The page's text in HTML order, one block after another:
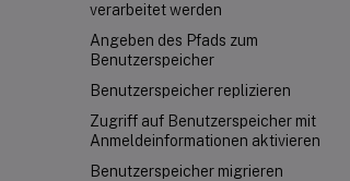
verarbeitet werden
Angeben des Pfads zum
Benutzerspeicher
Benutzerspeicher replizieren
Zugriff auf Benutzerspeicher mit
Anmeldeinformationen aktivieren
Benutzerspeicher migrieren